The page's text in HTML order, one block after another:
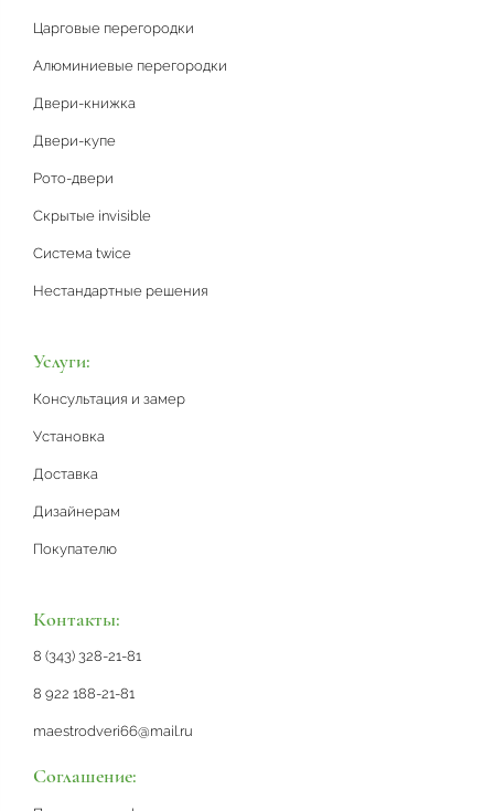
Царговые перегородки
Алюминиевые перегородки
Двери-книжка
Двери-купе
Рото-двери
Скрытые invisible
Система twice
Нестандартные решения
Услуги:
Консультация и замер
Установка
Доставка
Дизайнерам
Покупателю
Контакты:
8 (343) 328-21-81
8 922 188-21-81
maestrodveri66@mail.ru
Соглашение: